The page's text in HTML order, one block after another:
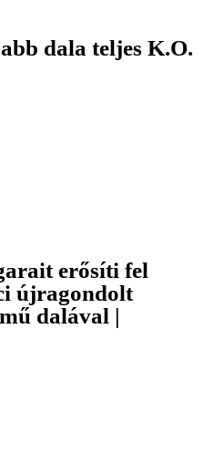
dala teljes K.O.
erősíti fel
újragondolt
dalával |